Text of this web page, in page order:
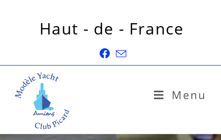
Haut - de - France
Menu